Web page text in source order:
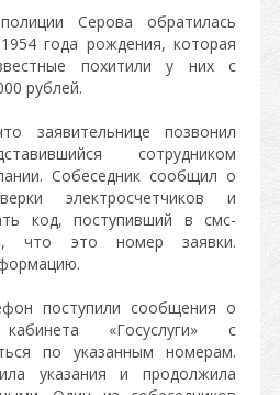
Серова обратилась
года рождения, которая
похитили у них с
рублей.
заявительнице позвонил
сотрудником
Собеседник сообщил о
электросчетчиков и
код, поступивший в смс-
что это номер заявки.
поступили сообщения о
«Госуслуги» с
по указанным номерам.
указания и продолжила